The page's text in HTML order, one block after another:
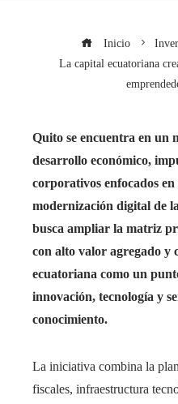
Inicio
La capital ecuatoriana
Quito se encuentra en un
desarrollo económico,
corporativos enfocados
modernización digital de
busca ampliar la matriz
con alto valor agregado y
ecuatoriana como un
innovación, tecnología y
conocimiento.
La iniciativa combina la
fiscales, infraestructura